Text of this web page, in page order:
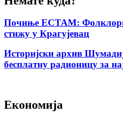
Почиње ЕСТАМ:
стижу у Крагујевац
Историјски архив
бесплатну радионицу за
Економија